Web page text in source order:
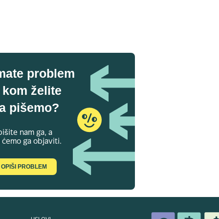
problem
kom želite
pišemo?
nam ga, a
ćemo ga objaviti.
OPIŠI PROBLEM